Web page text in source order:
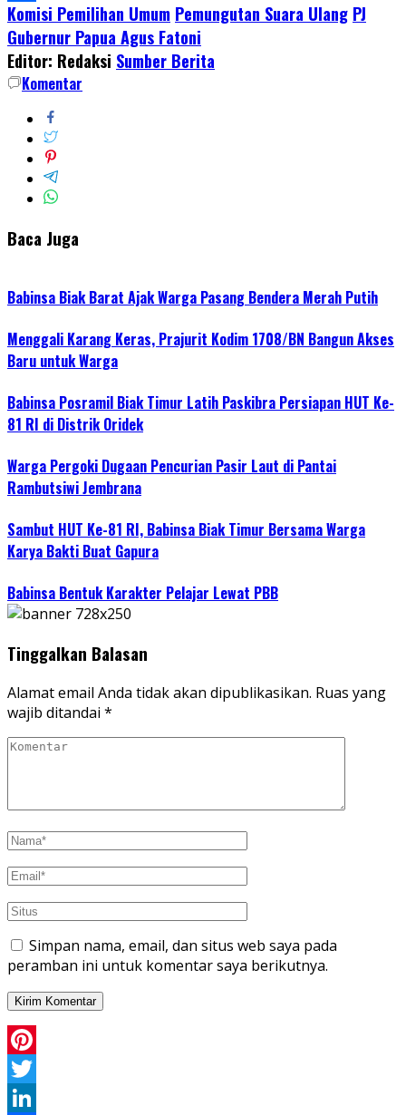
Share
Komisi Pemilihan Umum Pemungutan Suara Ulang PJ
Gubernur Papua Agus Fatoni
Editor: Redaksi Sumber Berita
Komentar
Baca Juga
Babinsa Biak Barat Ajak Warga Pasang Bendera Merah Putih
Menggali Karang Keras, Prajurit Kodim 1708/BN Bangun Akses
Baru untuk Warga
Babinsa Posramil Biak Timur Latih Paskibra Persiapan HUT Ke-
81 RI di Distrik Oridek
Warga Pergoki Dugaan Pencurian Pasir Laut di Pantai
Rambutsiwi Jembrana
Sambut HUT Ke-81 RI, Babinsa Biak Timur Bersama Warga
Karya Bakti Buat Gapura
Babinsa Bentuk Karakter Pelajar Lewat PBB
Tinggalkan Balasan
Alamat email Anda tidak akan dipublikasikan. Ruas yang
wajib ditandai *
Simpan nama, email, dan situs web saya pada
peramban ini untuk komentar saya berikutnya.
Pinterest
Twitter